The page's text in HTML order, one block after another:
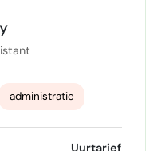
administratie
Uurtarief